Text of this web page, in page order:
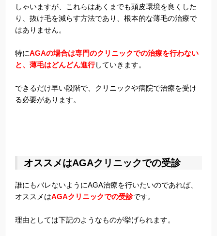
しゃいますが、これらはあくまでも頭皮環境を良くした
り、抜け毛を減らす方法であり、根本的な薄毛の治療で
はありません。
特にAGAの場合は専門のクリニックでの治療を行わない
と、薄毛はどんどん進行していきます。
できるだけ早い段階で、クリニックや病院で治療を受け
る必要があります。
オススメはAGAクリニックでの受診
誰にもバレないようにAGA治療を行いたいのであれば、
オススメはAGAクリニックでの受診です。
理由としては下記のようなものが挙げられます。